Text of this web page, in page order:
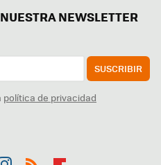
NEWSLETTER
SUSCRIBIR
política de privacidad